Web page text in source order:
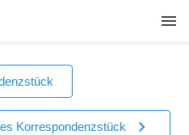
menu
Korrespondenzstück chevron_right